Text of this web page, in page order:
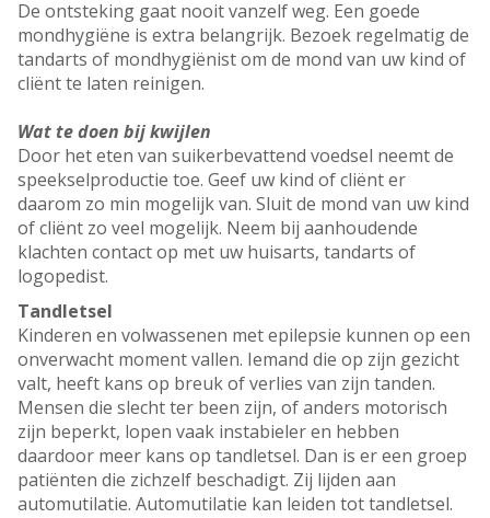
De ontsteking gaat nooit vanzelf weg. Een goede
mondhygiëne is extra belangrijk. Bezoek regelmatig de
tandarts of mondhygiënist om de mond van uw kind of
cliënt te laten reinigen.
Wat te doen bij kwijlen
Door het eten van suikerbevattend voedsel neemt de
speekselproductie toe. Geef uw kind of cliënt er
daarom zo min mogelijk van. Sluit de mond van uw kind
of cliënt zo veel mogelijk. Neem bij aanhoudende
klachten contact op met uw huisarts, tandarts of
logopedist.
Tandletsel
Kinderen en volwassenen met epilepsie kunnen op een
onverwacht moment vallen. Iemand die op zijn gezicht
valt, heeft kans op breuk of verlies van zijn tanden.
Mensen die slecht ter been zijn, of anders motorisch
zijn beperkt, lopen vaak instabieler en hebben
daardoor meer kans op tandletsel. Dan is er een groep
patiënten die zichzelf beschadigt. Zij lijden aan
automutilatie. Automutilatie kan leiden tot tandletsel.